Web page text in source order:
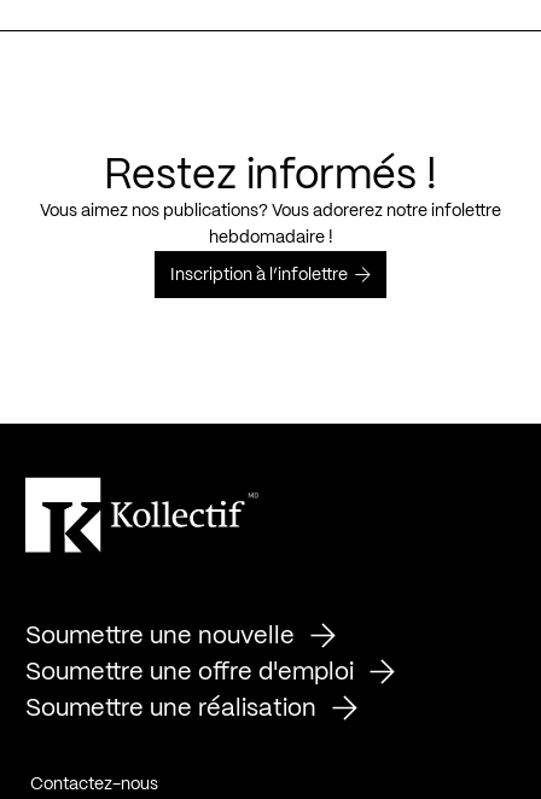
Restez informés !
Vous aimez nos publications? Vous adorerez notre infolettre
hebdomadaire !
Inscription à l’infolettre
Soumettre une nouvelle
Soumettre une offre d'emploi
Soumettre une réalisation
Contactez-nous